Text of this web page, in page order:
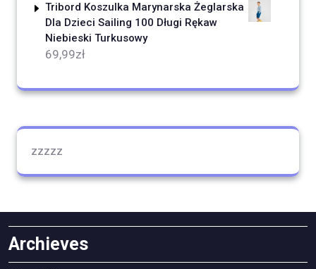
Tribord Koszulka Marynarska Żeglarska
Dla Dzieci Sailing 100 Długi Rękaw
Niebieski Turkusowy
69,99zł
zzzzz
Archieves